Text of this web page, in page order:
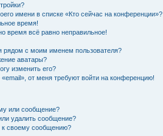
имени в списке «Кто сейчас на конференции»?
время!
время всё равно неправильное!
рядом с моим именем пользователя?
аватары?
изменить его?
от меня требуют войти на конференцию!
или сообщение?
удалить сообщение?
к своему сообщению?